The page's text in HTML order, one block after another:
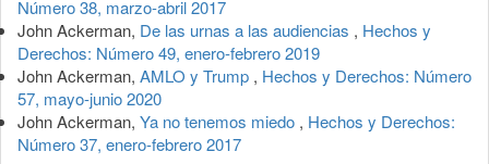
Número 38, marzo-abril 2017
John Ackerman, De las urnas a las audiencias , Hechos y
Derechos: Número 49, enero-febrero 2019
John Ackerman, AMLO y Trump , Hechos y Derechos: Número
57, mayo-junio 2020
John Ackerman, Ya no tenemos miedo , Hechos y Derechos:
Número 37, enero-febrero 2017